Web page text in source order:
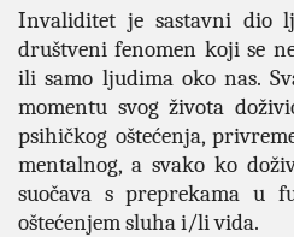
Invaliditet je sastavni dio
društveni fenomen koji se
ili samo ljudima oko nas.
momentu svog života
psihičkog oštećenja,
mentalnog, a svako ko
suočava s preprekama u
oštećenjem sluha i/li vida.